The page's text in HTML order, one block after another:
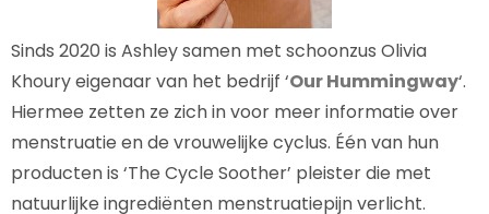
Sinds 2020 is Ashley samen met schoonzus Olivia
Khoury eigenaar van het bedrijf ‘Our Hummingway‘.
Hiermee zetten ze zich in voor meer informatie over
menstruatie en de vrouwelijke cyclus. Één van hun
producten is ‘The Cycle Soother’ pleister die met
natuurlijke ingrediënten menstruatiepijn verlicht.